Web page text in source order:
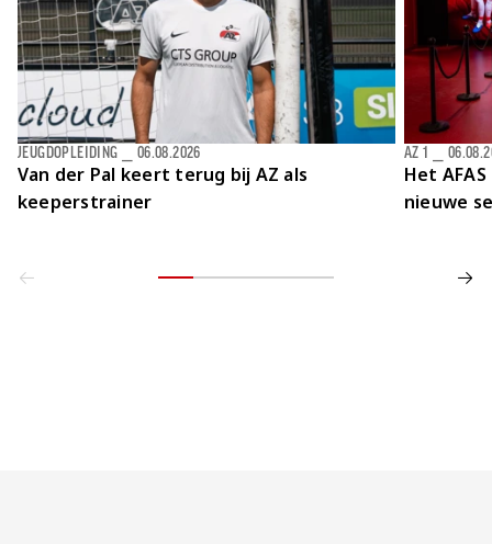
Van der Pal keert terug bij AZ als
keeperstrainer
JEUGDOPLEIDING 06.08.2026
Het
nieuwe
AZ 1